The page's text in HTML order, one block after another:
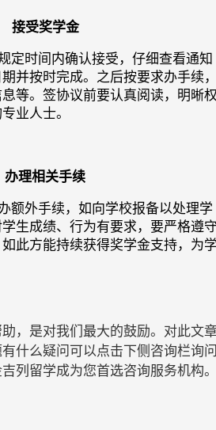
接受奖学金
时间内确认接受，仔细查看通知
并按时完成。之后按要求办手续
等。签协议前要认真阅读，明晰
业人士。
办理相关手续
外手续，如向学校报备以处理学
生成绩、行为有要求，要严格遵
此方能持续获得奖学金支持，为
，是对我们最大的鼓励。对此文
什么疑问可以点击下侧咨询栏询
列留学成为您首选咨询服务机构